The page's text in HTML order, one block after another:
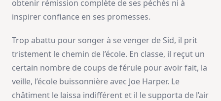
obtenir rémission complète de ses péchés ni à
inspirer confiance en ses promesses.
Trop abattu pour songer à se venger de Sid, il prit
tristement le chemin de l’école. En classe, il reçut un
certain nombre de coups de férule pour avoir fait, la
veille, l’école buissonnière avec Joe Harper. Le
châtiment le laissa indifférent et il le supporta de l’air